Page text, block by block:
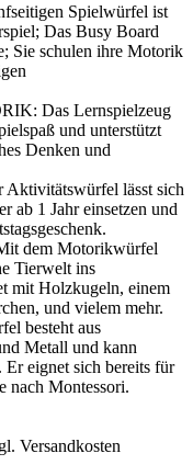
Spielwürfel ist
Das Busy Board
Sie schulen ihre Motorik
Das Lernspielzeug
und unterstützt
Denken und
lässt sich
ab 1 Jahr einsetzen und
dem Motorikwürfel
Tierwelt ins
mit Holzkugeln, einem
und vielem mehr.
besteht aus
Metall und kann
Er eignet sich bereits für
nach Montessori.
Versandkosten